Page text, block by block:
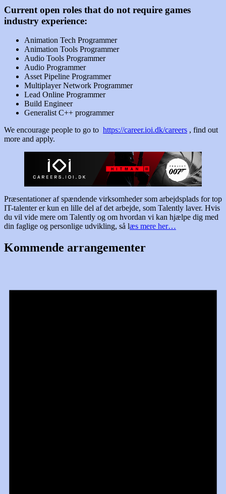
Current open roles that do not require games
industry experience:
Animation Tech Programmer
Animation Tools Programmer
Audio Tools Programmer
Audio Programmer
Asset Pipeline Programmer
Multiplayer Network Programmer
Lead Online Programmer
Build Engineer
Generalist C++ programmer
We encourage people to go to https://career.ioi.dk/careers , find out
more and apply.
Præsentationer af spændende virksomheder som arbejdsplads for top
IT-talenter er kun en lille del af det arbejde, som Talently laver. Hvis
du vil vide mere om Talently og om hvordan vi kan hjælpe dig med
din faglige og personlige udvikling, så læs mere her…
Kommende arrangementer